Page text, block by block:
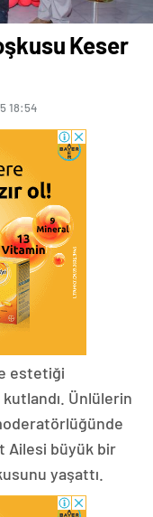
Keser
18:54
estetiği
Ünlülerin
Ailesi büyük bir
yaşattı.